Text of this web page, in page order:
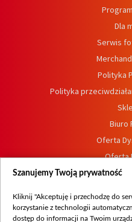
Dla
Serwis
Polityka
Polityka
Biuro
Oferta
Oferta
Procedura
Szanujemy Twoją prywatność
Kliknij "Akceptuję i przechodzę do
korzystanie z technologii
dostęp do informacji na Twoim